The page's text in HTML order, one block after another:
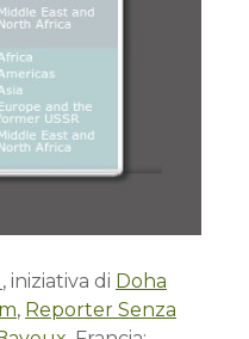
, iniziativa di Doha
, Reporter Senza